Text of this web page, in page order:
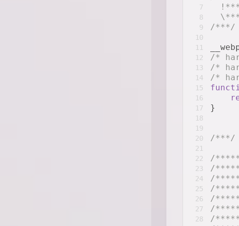
50
51
52
53
54
55
56
57
58
59
60
61
62
63
64
65
66
67
68
69
70
71
72
/
/
/
/
/
/
/
/
/
/
/
/
/
/
/
/
/
/
/
/
/
7
8
9
10
11
12
13
14
15
16
17
18
19
20
21
22
23
24
25
26
27
28
/***/
/*
/*
/*
}
/***/
/
/
/
/
/
/
/